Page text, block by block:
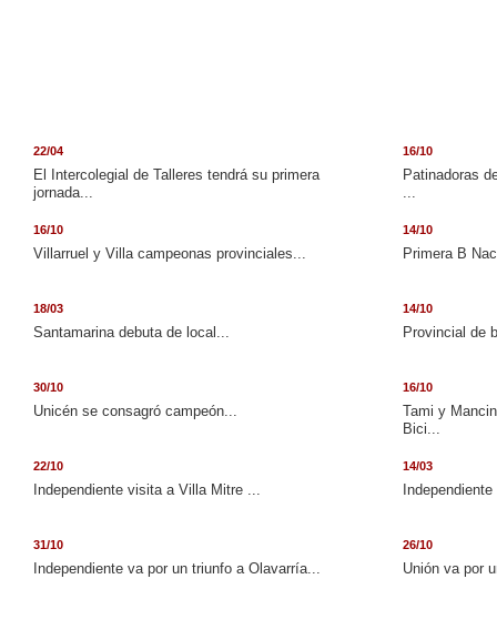
22/04
El Intercolegial de Talleres tendrá su primera
jornada...
16/10
Patinadoras
...
16/10
Villarruel y Villa campeonas provinciales...
14/10
Primera B
18/03
Santamarina debuta de local...
14/10
Provincial de
30/10
Unicén se consagró campeón...
16/10
Tami y
Bici...
22/10
Independiente visita a Villa Mitre ...
14/03
31/10
Independiente va por un triunfo a Olavarría...
26/10
Unión va por